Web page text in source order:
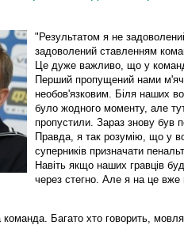
"Результатом я не
задоволений ставленням
Це дуже важливо, що у
Перший пропущений нами
необов'язковим. Біля наших
було жодного моменту, але
пропустили. Зараз знову був
Правда, я так розумію, що у
суперників призначати
Навіть якщо наших гравців
через стегно. Але я на це вже
Багато хто говорить,